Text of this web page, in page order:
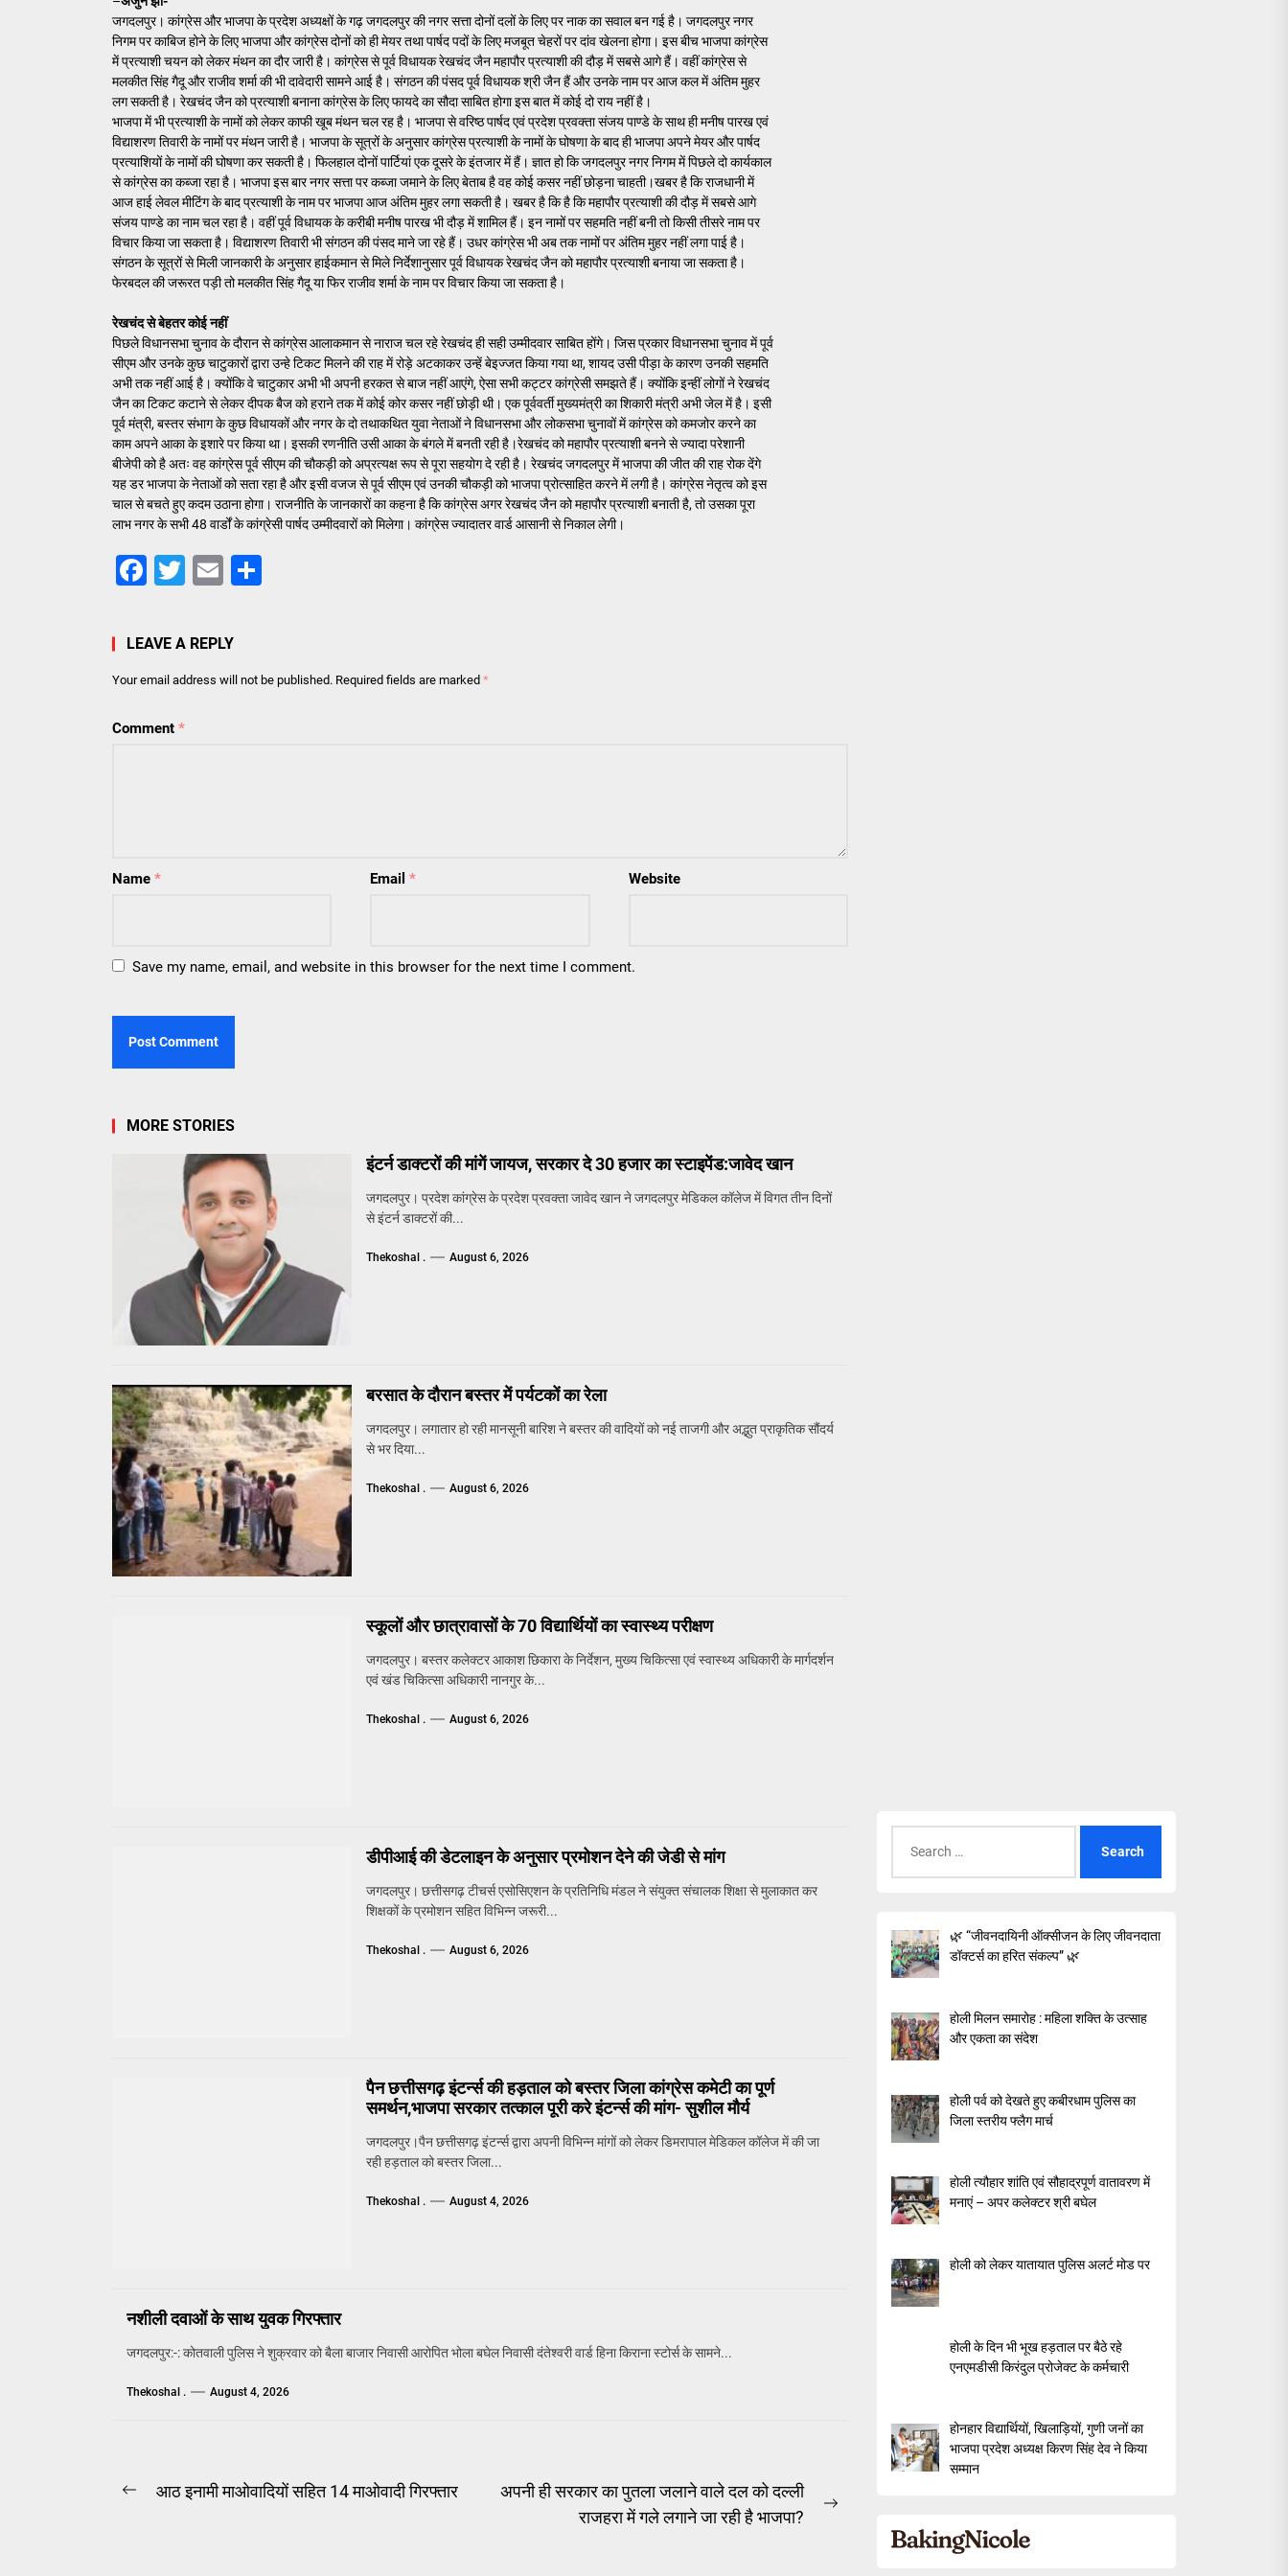
जगदलपुर। कांग्रेस और भाजपा के प्रदेश अध्यक्षों के गढ़ जगदलपुर की नगर सत्ता दोनों दलों के लिए पर नाक का सवाल बन गई है। जगदलपुर नगर
निगम पर काबिज होने के लिए भाजपा और कांग्रेस दोनों को ही मेयर तथा पार्षद पदों के लिए मजबूत चेहरों पर दांव खेलना होगा। इस बीच भाजपा कांग्रेस
में प्रत्याशी चयन को लेकर मंथन का दौर जारी है। कांग्रेस से पूर्व विधायक रेखचंद जैन महापौर प्रत्याशी की दौड़ में सबसे आगे हैं। वहीं कांग्रेस से
मलकीत सिंह गैदू और राजीव शर्मा की भी दावेदारी सामने आई है। संगठन की पंसद पूर्व विधायक श्री जैन हैं और उनके नाम पर आज कल में अंतिम मुहर
लग सकती है। रेखचंद जैन को प्रत्याशी बनाना कांग्रेस के लिए फायदे का सौदा साबित होगा इस बात में कोई दो राय नहीं है।
भाजपा में भी प्रत्याशी के नामों को लेकर काफी खूब मंथन चल रह है। भाजपा से वरिष्ठ पार्षद एवं प्रदेश प्रवक्ता संजय पाण्डे के साथ ही मनीष पारख एवं
विद्याशरण तिवारी के नामों पर मंथन जारी है। भाजपा के सूत्रों के अनुसार कांग्रेस प्रत्याशी के नामों के घोषणा के बाद ही भाजपा अपने मेयर और पार्षद
प्रत्याशियों के नामों की घोषणा कर सकती है। फिलहाल दोनों पार्टियां एक दूसरे के इंतजार में हैं। ज्ञात हो कि जगदलपुर नगर निगम में पिछले दो कार्यकाल
से कांग्रेस का कब्जा रहा है। भाजपा इस बार नगर सत्ता पर कब्जा जमाने के लिए बेताब है वह कोई कसर नहीं छोड़ना चाहती।खबर है कि राजधानी में
आज हाई लेवल मीटिंग के बाद प्रत्याशी के नाम पर भाजपा आज अंतिम मुहर लगा सकती है। खबर है कि है कि महापौर प्रत्याशी की दौड़ में सबसे आगे
संजय पाण्डे का नाम चल रहा है। वहीं पूर्व विधायक के करीबी मनीष पारख भी दौड़ में शामिल हैं। इन नामों पर सहमति नहीं बनी तो किसी तीसरे नाम पर
विचार किया जा सकता है। विद्याशरण तिवारी भी संगठन की पंसद माने जा रहे हैं। उधर कांग्रेस भी अब तक नामों पर अंतिम मुहर नहीं लगा पाई है।
संगठन के सूत्रों से मिली जानकारी के अनुसार हाईकमान से मिले निर्देशानुसार पूर्व विधायक रेखचंद जैन को महापौर प्रत्याशी बनाया जा सकता है।
फेरबदल की जरूरत पड़ी तो मलकीत सिंह गैदू या फिर राजीव शर्मा के नाम पर विचार किया जा सकता है।
रेखचंद से बेहतर कोई नहीं
पिछले विधानसभा चुनाव के दौरान से कांग्रेस आलाकमान से नाराज चल रहे रेखचंद ही सही उम्मीदवार साबित होंगे। जिस प्रकार विधानसभा चुनाव में पूर्व
सीएम और उनके कुछ चाटुकारों द्वारा उन्हे टिकट मिलने की राह में रोड़े अटकाकर उन्हें बेइज्जत किया गया था, शायद उसी पीड़ा के कारण उनकी सहमति
अभी तक नहीं आई है। क्योंकि वे चाटुकार अभी भी अपनी हरकत से बाज नहीं आएंगे, ऐसा सभी कट्टर कांग्रेसी समझते हैं। क्योंकि इन्हीं लोगों ने रेखचंद
जैन का टिकट कटाने से लेकर दीपक बैज को हराने तक में कोई कोर कसर नहीं छोड़ी थी। एक पूर्ववर्ती मुख्यमंत्री का शिकारी मंत्री अभी जेल में है। इसी
पूर्व मंत्री, बस्तर संभाग के कुछ विधायकों और नगर के दो तथाकथित युवा नेताओं ने विधानसभा और लोकसभा चुनावों में कांग्रेस को कमजोर करने का
काम अपने आका के इशारे पर किया था। इसकी रणनीति उसी आका के बंगले में बनती रही है।रेखचंद को महापौर प्रत्याशी बनने से ज्यादा परेशानी
बीजेपी को है अतः वह कांग्रेस पूर्व सीएम की चौकड़ी को अप्रत्यक्ष रूप से पूरा सहयोग दे रही है। रेखचंद जगदलपुर में भाजपा की जीत की राह रोक देंगे
यह डर भाजपा के नेताओं को सता रहा है और इसी वजज से पूर्व सीएम एवं उनकी चौकड़ी को भाजपा प्रोत्साहित करने में लगी है। कांग्रेस नेतृत्व को इस
चाल से बचते हुए कदम उठाना होगा। राजनीति के जानकारों का कहना है कि कांग्रेस अगर रेखचंद जैन को महापौर प्रत्याशी बनाती है, तो उसका पूरा
लाभ नगर के सभी 48 वार्डों के कांग्रेसी पार्षद उम्मीदवारों को मिलेगा। कांग्रेस ज्यादातर वार्ड आसानी से निकाल लेगी।
Facebook
Twitter
Email
LEAVE A REPLY
Your email address will not be published. Required fields are marked *
Comment *
Name * Email* Website
Save my name, email, and website in this browser for the next time I comment.
MORE STORIES
इंटर्न डाक्टरों की मांगें जायज, सरकार दे 30 हजार का स्टाइपेंड:जावेद खान
जगदलपुर। प्रदेश कांग्रेस के प्रदेश प्रवक्ता जावेद खान ने जगदलपुर मेडिकल कॉलेज में विगत तीन दिनों
से इंटर्न डाक्टरों की...
Thekoshal . August 6, 2026
बरसात के दौरान बस्तर में पर्यटकों का रेला
जगदलपुर। लगातार हो रही मानसूनी बारिश ने बस्तर की वादियों को नई ताजगी और अद्भुत प्राकृतिक सौंदर्य
से भर दिया...
Thekoshal . August 6, 2026
स्कूलों और छात्रावासों के 70 विद्यार्थियों का स्वास्थ्य परीक्षण
जगदलपुर। बस्तर कलेक्टर आकाश छिकारा के निर्देशन, मुख्य चिकित्सा एवं स्वास्थ्य अधिकारी के मार्गदर्शन
एवं खंड चिकित्सा अधिकारी नानगुर के...
Thekoshal . August 6, 2026
डीपीआई की डेटलाइन के अनुसार प्रमोशन देने की जेडी से मांग
जगदलपुर। छत्तीसगढ़ टीचर्स एसोसिएशन के प्रतिनिधि मंडल ने संयुक्त संचालक शिक्षा से मुलाकात कर
शिक्षकों के प्रमोशन सहित विभिन्न जरूरी...
Thekoshal . August 6, 2026
पैन छत्तीसगढ़ इंटर्न्स की हड़ताल को बस्तर जिला कांग्रेस कमेटी का पूर्ण
समर्थन,भाजपा सरकार तत्काल पूरी करे इंटर्न्स की मांग- सुशील मौर्य
जगदलपुर।पैन छत्तीसगढ़ इंटर्न्स द्वारा अपनी विभिन्न मांगों को लेकर डिमरापाल मेडिकल कॉलेज में की जा
रही हड़ताल को बस्तर जिला...
Thekoshal . August 4, 2026
नशीली दवाओं के साथ युवक गिरफ्तार
जगदलपुर:-: कोतवाली पुलिस ने शुक्रवार को बैला बाजार निवासी आरोपित भोला बघेल निवासी दंतेश्वरी वार्ड हिना किराना स्टोर्स के सामने...
Thekoshal . August 4, 2026
Post
Previous
आठ इनामी माओवादियों सहित 14 माओवादी गिरफ्तार
अपनी ही सरकार का पुतला जलाने वाले दल को दल्ली
राजहरा में गले लगाने जा रही है भाजपा?
for:
🌿 “जीवनदायिनी ऑक्सीजन के लिए जीवनदाता
डॉक्टर्स का हरित संकल्प” 🌿
होली मिलन समारोह : महिला शक्ति के उत्साह
और एकता का संदेश
होली पर्व को देखते हुए कबीरधाम पुलिस का
जिला स्तरीय फ्लैग मार्च
होली त्यौहार शांति एवं सौहाद्रपूर्ण वातावरण में
मनाएं – अपर कलेक्टर श्री बघेल
होली को लेकर यातायात पुलिस अलर्ट मोड पर
होली के दिन भी भूख हड़ताल पर बैठे रहे
एनएमडीसी किरंदुल प्रोजेक्ट के कर्मचारी
होनहार विद्यार्थियों, खिलाड़ियों, गुणी जनों का
भाजपा प्रदेश अध्यक्ष किरण सिंह देव ने किया
सम्मान